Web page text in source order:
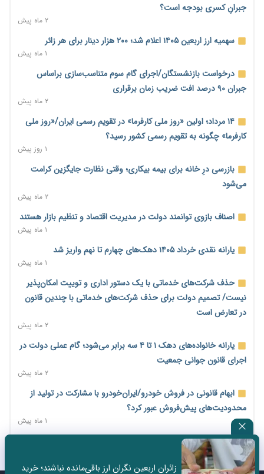
نماینده مجلس: توسعه مرزهای زمینی به راهبرد تأمین کالاهای
اساسی تبدیل شود
خانه کارگر قزوین: شکاف دستمزد و هزینه معیشت هر روز عمیق‌تر
می‌شود
رئیس سازمان امور مالیاتی: بلاگرهای پردرآمد مشمول پرداخت
مالیات هستند
پیش‌بینی افزایش تولید برنج؛ نیاز وارداتی کشور به ۵۰۰ هزار تن
کاهش می‌یابد
امضای تفاهم‌نامه تجاری ایران و پاکستان؛ هدف‌گذاری تجارت ۱۰
اختیارات جدید گمرکات برای تمدید ورود موقت کالا و خودرو تا
پایان شهریور ابلاغ شد
مرحله سیزدهم کالابرگ در سایه تورم؛ قدرت خرید یارانه یک‌میلیونی
۱۴ مرداد؛ اولین «روز ملی کارفرما» در تقویم رسمی ایران/«روز ملی
کارفرما» چگونه به تقویم رسمی کشور رسید؟
۱ روز پیش
سکه در یک قدمی ۱۸۵ میلیون تومان
۲ روز پیش
جبرانِ کسری بودجه است؟
۲ ماه پیش
سهمیه ارز اربعین ۱۴۰۵ اعلام شد؛ ۲۰۰ هزار دینار برای هر زائر
۱ ماه پیش
درخواست بازنشستگان/اجرای گام سوم متناسب‌سازی براساس
جبران ۹۰ درصد افت ضریب زمان برقراری
۲ ماه پیش
۱۴ مرداد؛ اولین «روز ملی کارفرما» در تقویم رسمی ایران/«روز ملی
کارفرما» چگونه به تقویم رسمی کشور رسید؟
۱ روز پیش
بازرسی درِ خانه برای بیمه بیکاری؛ وقتی نظارت جایگزین کرامت
می‌شود
۲ ماه پیش
اصناف بازوی توانمند دولت در مدیریت اقتصاد و تنظیم بازار هستند
۱ ماه پیش
یارانه نقدی خرداد ۱۴۰۵ دهک‌های چهارم تا نهم واریز شد
۱ ماه پیش
حذف شرکت‌های خدماتی با یک دستور اداری و توییت امکان‌پذیر
نیست/ تصمیم دولت برای حذف شرکت‌های خدماتی با چندین قانون
در تعارض است
۲ ماه پیش
یارانه خانواده‌های دهک ۱ تا ۴ سه برابر می‌شود؛ گام عملی دولت در
اجرای قانون جوانی جمعیت
۲ ماه پیش
ابهام قانونی در فروش خودرو/ایران‌خودرو با مشارکت در تولید از
محدودیت‌های پیش‌فروش عبور کرد؟
۱ ماه پیش
سه نماد جدید اخزا در فرابورس پذیرش شد
زائران اربعین نگران ارز باقی‌مانده نباشند؛ خرید